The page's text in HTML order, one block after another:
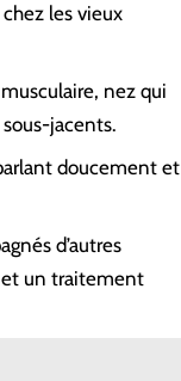
les vieux
nez qui
jacents.
doucement et
d’autres
et un traitement